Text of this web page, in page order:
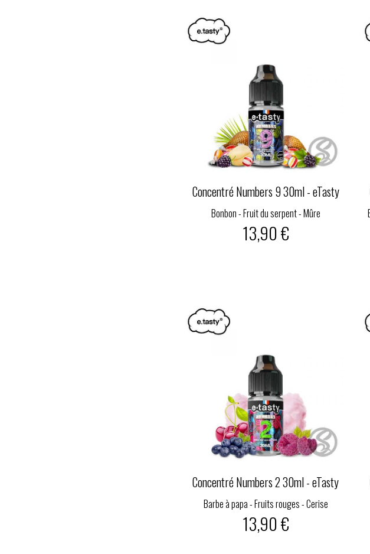
Concentré Numbers 9 30ml - eTasty
Bonbon - Fruit du serpent - Mûre
13,90 €
Concentré Numbers 2 30ml - eTasty
Barbe à papa - Fruits rouges - Cerise
13,90 €